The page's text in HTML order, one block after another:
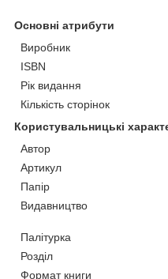
Основні атрибути
Виробник
ISBN
Рік видання
Кількість сторінок
Користувальницькі
Автор
Артикул
Папір
Видавництво
Палітурка
Розділ
Формат книги